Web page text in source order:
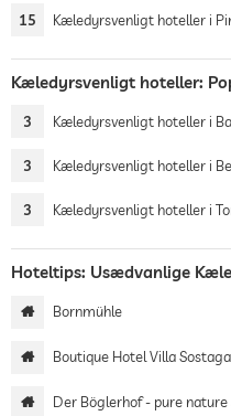
15 Kæledyrsvenligt hoteller i
Kæledyrsvenligt hoteller:
3 Kæledyrsvenligt hoteller i
3 Kæledyrsvenligt hoteller i
3 Kæledyrsvenligt hoteller i
Hoteltips: Usædvanlige
Bornmühle
Boutique Hotel Villa Sostaga
Der Böglerhof - pure